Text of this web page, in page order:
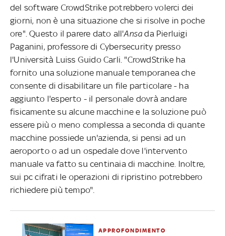
del software CrowdStrike potrebbero volerci dei
giorni, non è una situazione che si risolve in poche
ore". Questo il parere dato all'Ansada Pierluigi
Paganini, professore di Cybersecurity presso
l'Università Luiss Guido Carli. "CrowdStrike ha
fornito una soluzione manuale temporanea che
consente di disabilitare un file particolare - ha
aggiunto l'esperto - il personale dovrà andare
fisicamente su alcune macchine e la soluzione può
essere più o meno complessa a seconda di quante
macchine possiede un'azienda, si pensi ad un
aeroporto o ad un ospedale dove l'intervento
manuale va fatto su centinaia di macchine. Inoltre,
sui pc cifrati le operazioni di ripristino potrebbero
richiedere più tempo".
APPROFONDIMENTO